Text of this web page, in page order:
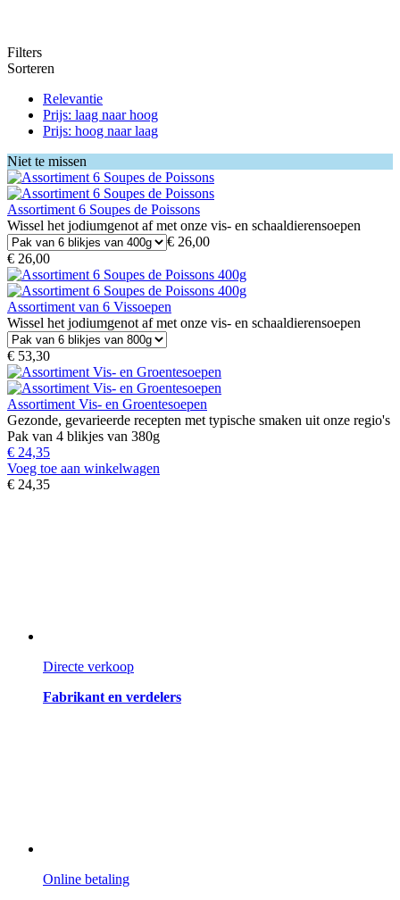
Filters
Sorteren
Relevantie
Prijs: laag naar hoog
Prijs: hoog naar laag
Niet te missen
Assortiment 6 Soupes de Poissons
Wissel het jodiumgenot af met onze vis- en schaaldierensoepen
€ 26,00
€ 26,00
Assortiment van 6 Vissoepen
Wissel het jodiumgenot af met onze vis- en schaaldierensoepen
€ 53,30
Assortiment Vis- en Groentesoepen
Gezonde, gevarieerde recepten met typische smaken uit onze regio's
Pak van 4 blikjes van 380g
€ 24,35
Voeg toe aan winkelwagen
€ 24,35
Directe verkoop
Fabrikant en verdelers
Online betaling